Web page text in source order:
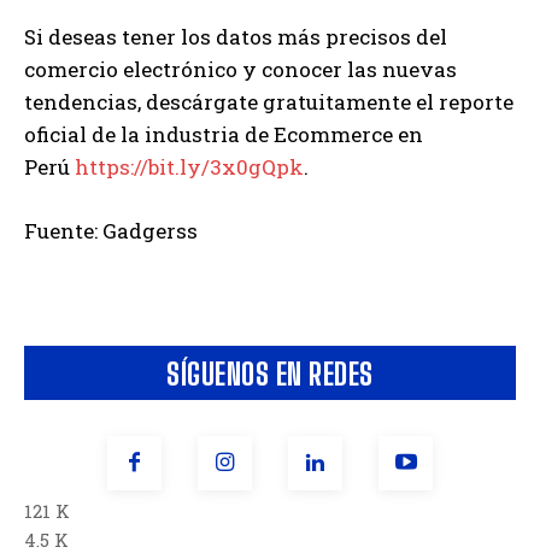
SÍGUENOS EN REDES
121 K
4.5 K
Si deseas tener los datos más precisos del
comercio electrónico y conocer las nuevas
tendencias, descárgate gratuitamente el reporte
oficial de la industria de Ecommerce en
Perú https://bit.ly/3x0gQpk.
Fuente: Gadgerss